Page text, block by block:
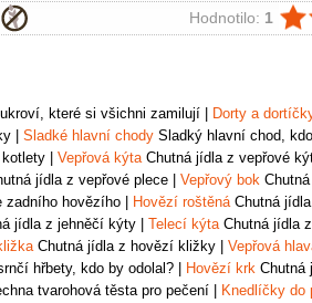
Hodnotilo: 1
které si všichni zamilují Dorty a
Sladké hlavní chody Sladký hlavní chod,
Vepřová kýta Chutná jídla z vepřové
jídla z vepřové plece Vepřový bok
zadního hovězího Hovězí roštěná Chutná
jídla z jehněčí kýty Telecí kýta Chutná jídla
Chutná jídla z hovězí kližky Vepřová
hřbety, kdo by odolal? Hovězí krk Chutná
tvarohová těsta pro pečení Knedlíčky do